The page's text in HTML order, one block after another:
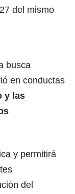
del mismo
busca
en conductas
y las
y permitirá
del